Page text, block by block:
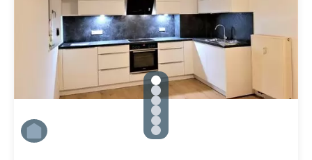
gallery.slide_selector
Zu Slide 1 wechseln
Zu Slide 2 wechseln
Zu Slide 3 wechseln
Zu Slide 4 wechseln
Zu Slide 5 wechseln
Zu Slide 6 wechseln